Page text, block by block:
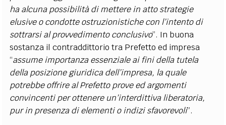
ha alcuna possibilità di mettere in atto strategie
elusive o condotte ostruzionistiche con l’intento di
sottrarsi al provvedimento conclusivo”. In buona
sostanza il contraddittorio tra Prefetto ed impresa
“assume importanza essenziale ai fini della tutela
della posizione giuridica dell’impresa, la quale
potrebbe offrire al Prefetto prove ed argomenti
convincenti per ottenere un’interdittiva liberatoria,
pur in presenza di elementi o indizi sfavorevoli”.